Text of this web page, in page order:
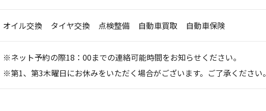
オイル交換 タイヤ交換 点検整備 自動車買取 自動車保険
※ネット予約の際18：00までの連絡可能時間をお知らせください。
※第1、第3木曜日にお休みをいただく場合がございます。ご了承ください。